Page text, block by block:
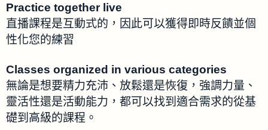
Practice together live
直播課程是互動式的，因此可以獲得即時反饋並個
性化您的練習
Classes organized in various categories
無論是想要精力充沛、放鬆還是恢復，強調力量、
靈活性還是活動能力，都可以找到適合需求的從基
礎到高級的課程。